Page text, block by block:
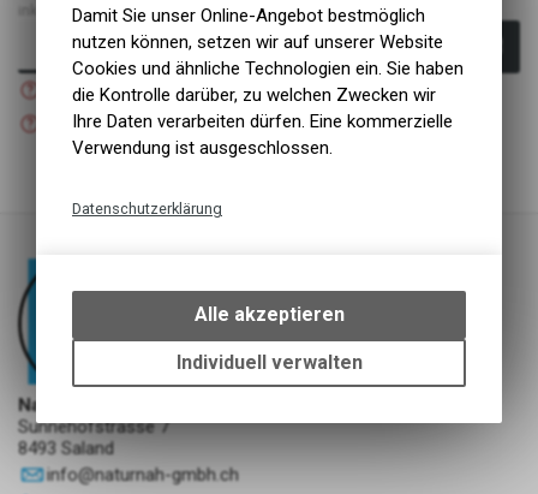
inkl. MwSt., zzgl. Versandkosten
In den Warenkorb
Versand
Nicht verfügbar
Abholung NaturNah GmbH
NaturNah GmbH
Sunnehofstrasse 7
8493 Saland
info@naturnah-gmbh.ch
Damit Sie unser Online-Angebot bestmöglich
nutzen können, setzen wir auf unserer Website
Cookies und ähnliche Technologien ein. Sie haben
die Kontrolle darüber, zu welchen Zwecken wir
Ihre Daten verarbeiten dürfen. Eine kommerzielle
Verwendung ist ausgeschlossen.
Datenschutzerklärung
bestimmte Interaktionen und
Einstellungen auf Ihrem Gerät,
um die grundlegenden
Funktionen unseres Online-
dass die gespeicherten Daten
Alle akzeptieren
Individuell verwalten